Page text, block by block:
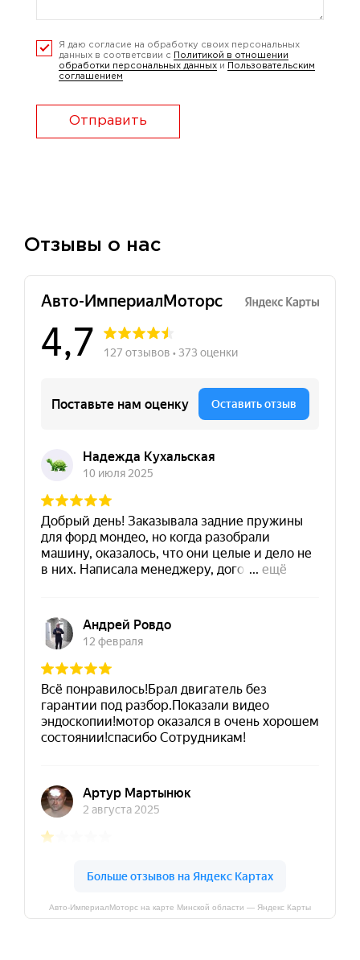
Я даю согласие на обработку своих персональных
данных в соответсвии с
Политикой в отношении
обработки персональных данных и
Пользовательским
соглашением
Отправить
Отзывы о нас
Авто-ИмпериалМоторс на карте Минской области — Яндекс Карты